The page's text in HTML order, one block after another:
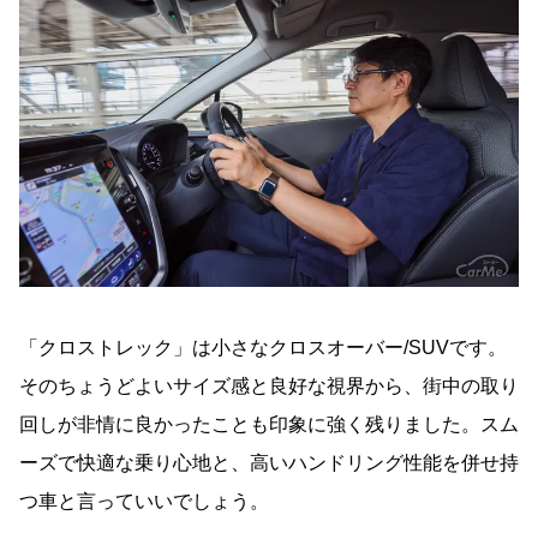
「クロストレック」は小さなクロスオーバー/SUVです。
そのちょうどよいサイズ感と良好な視界から、街中の取り
回しが非情に良かったことも印象に強く残りました。スム
ーズで快適な乗り心地と、高いハンドリング性能を併せ持
つ車と言っていいでしょう。